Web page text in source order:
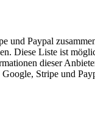
und Paypal
Diese Liste ist
dieser
Stripe und